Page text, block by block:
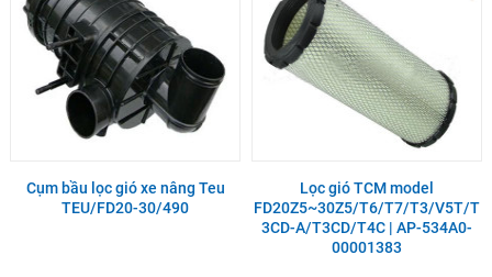
Cụm bầu lọc gió xe nâng Teu
TEU/FD20-30/490
Lọc gió TCM model
FD20Z5~30Z5/T6/T7/T3/V5T/T
3CD-A/T3CD/T4C | AP-534A0-
00001383